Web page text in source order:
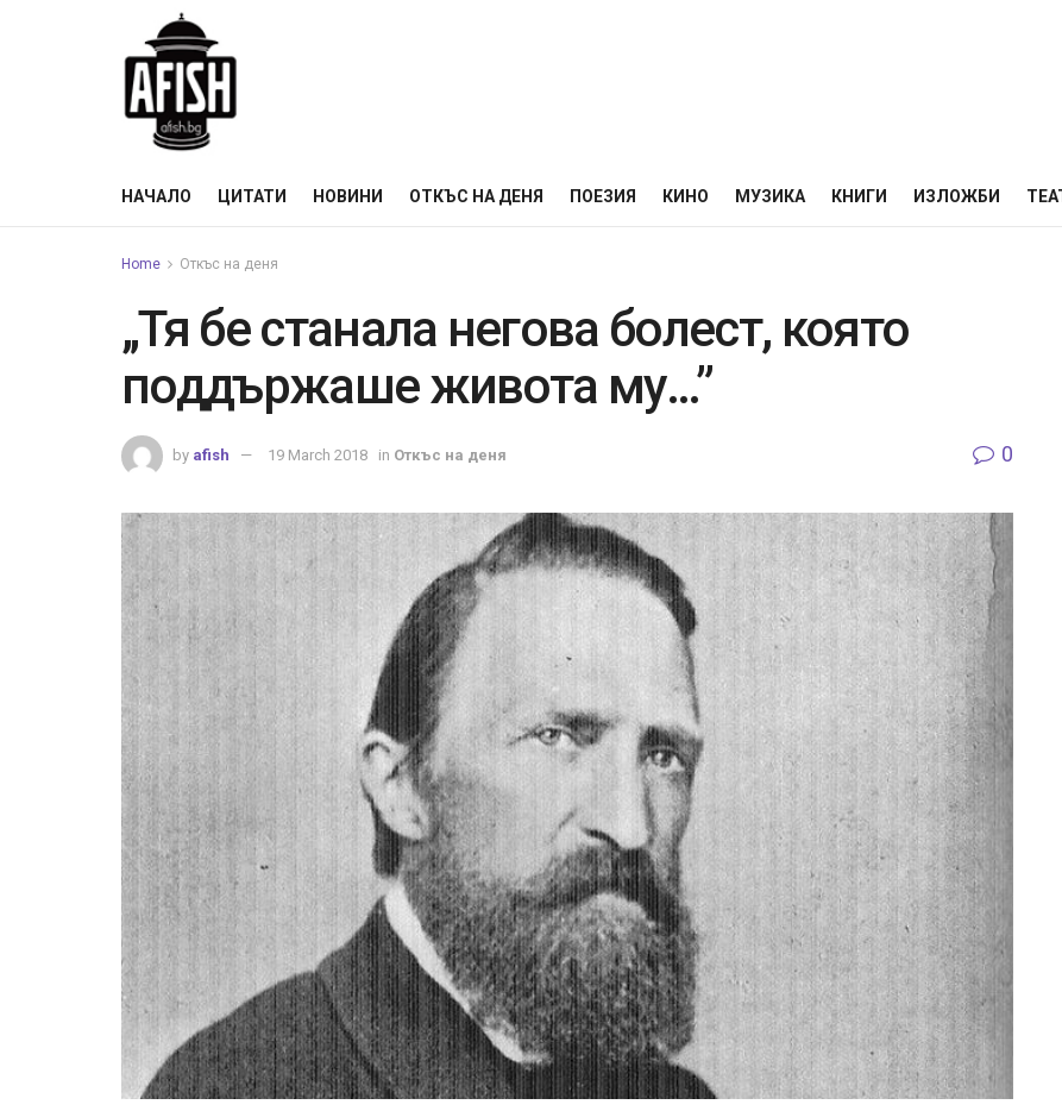
НАЧАЛО ЦИТАТИ НОВИНИ ОТКЪС НА ДЕНЯ ПОЕЗИЯ КИНО МУЗИКА КНИГИ ИЗЛОЖБИ
Home Откъс на деня
„Тя бе станала негова болест, която
поддържаше живота му…”
by afish 19 March 2018 in Откъс на деня 0